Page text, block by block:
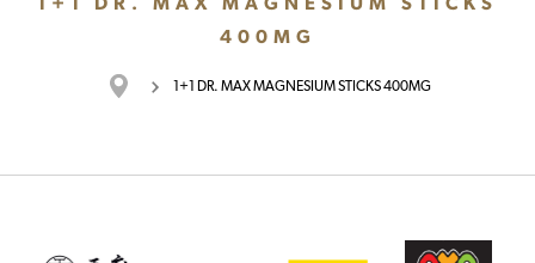
400MG
1+1 DR. MAX MAGNESIUM STICKS 400MG